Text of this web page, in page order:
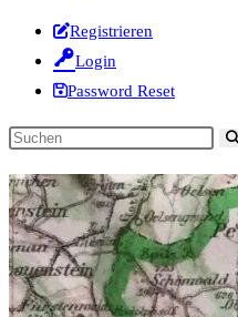
Registrieren
Login
Password Reset
Diese
durchsuchen